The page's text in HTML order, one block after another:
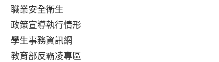
職業安全衛生
政策宣導執行情形
學生事務資訊網
教育部反霸凌專區